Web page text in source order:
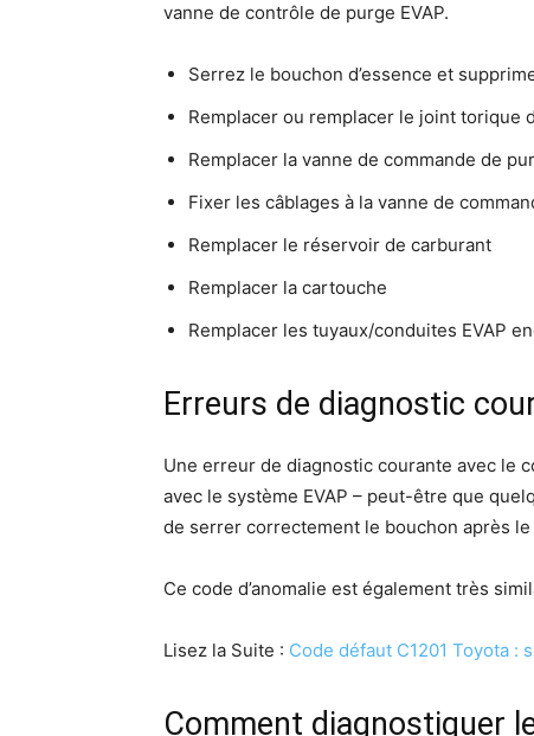
vanne de contrôle de purge EVAP.
Serrez le bouchon d’essence et
Remplacer ou remplacer le joint torique
Remplacer la vanne de commande de
Fixer les câblages à la vanne de
Remplacer le réservoir de carburant
Remplacer la cartouche
Remplacer les tuyaux/conduites EVAP
Erreurs de diagnostic
Une erreur de diagnostic courante avec le
avec le système EVAP – peut-être que
de serrer correctement le bouchon après
Ce code d’anomalie est également très
Lisez la Suite : Code défaut C1201 Toyota
Comment diagnostiquer